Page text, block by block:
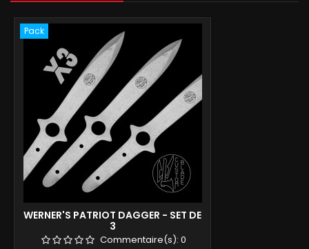
Pack
WERNER'S PATRIOT DAGGER - SET DE
3
Commentaire(s): 0